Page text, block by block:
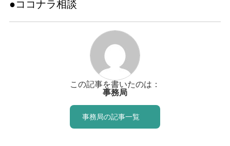
●ココナラ相談
この記事を書いたのは：
事務局
事務局の記事一覧